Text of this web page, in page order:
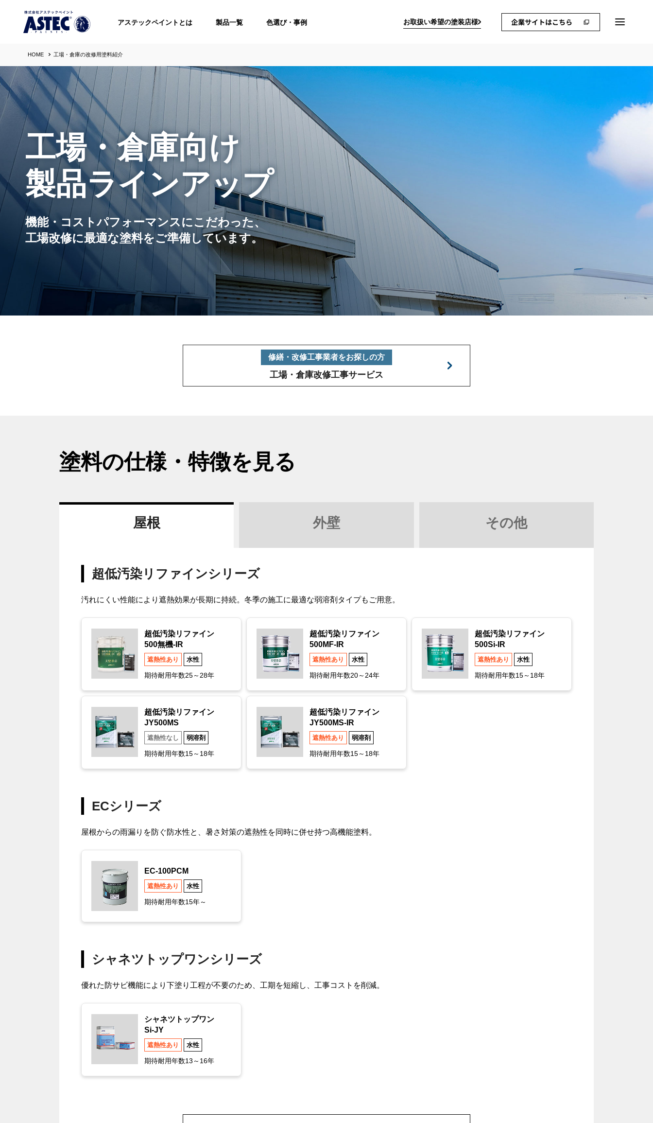
アステックペイントとは 製品一覧 色選び・事例 お取扱い希望の塗装店様
HOME 工場・倉庫の改修用塗料紹介
工場・倉庫向け
製品ラインアップ
機能・コストパフォーマンスにこだわった、
工場改修に最適な塗料をご準備しています。
修繕・改修工事業者をお探しの方
工場・倉庫改修工事サービス
塗料の仕様・特徴を見る
屋根 外壁 その他
超低汚染リファインシリーズ
汚れにくい性能により遮熱効果が長期に持続。冬季の施工に最適な弱溶剤タイプもご用意。
超低汚染リファイン
500無機-IR
遮熱性あり 水性
期待耐用年数25～28年
超低汚染リファイン
500MF-IR
遮熱性あり 水性
期待耐用年数20～24年
超低汚染リファイン
500Si-IR
遮熱性あり 水性
期待耐用年数15～18年
超低汚染リファイン
JY500MS
遮熱性なし 弱溶剤
期待耐用年数15～18年
超低汚染リファイン
JY500MS-IR
遮熱性あり 弱溶剤
期待耐用年数15～18年
ECシリーズ
屋根からの雨漏りを防ぐ防水性と、暑さ対策の遮熱性を同時に併せ持つ高機能塗料。
EC-100PCM
遮熱性あり 水性
期待耐用年数15年～
シャネツトップワンシリーズ
優れた防サビ機能により下塗り工程が不要のため、工期を短縮し、工事コストを削減。
シャネツトップワン
Si-JY
遮熱性あり 水性
期待耐用年数13～16年